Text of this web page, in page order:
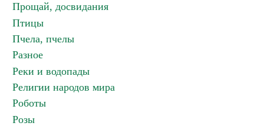
Прощай, досвидания
Птицы
Пчела, пчелы
Разное
Реки и водопады
Религии народов мира
Роботы
Розы